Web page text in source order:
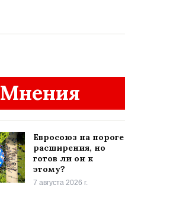
Мнения
Евросоюз на пороге
расширения, но
готов ли он к
этому?
7 августа 2026 г.